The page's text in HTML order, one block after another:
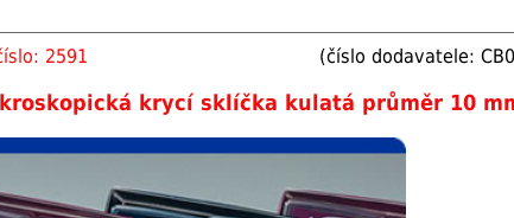
2591 (číslo dodavatele:
krycí sklíčka kulatá průměr 10